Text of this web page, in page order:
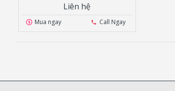
Liên hệ
Mua ngay Call Ngay